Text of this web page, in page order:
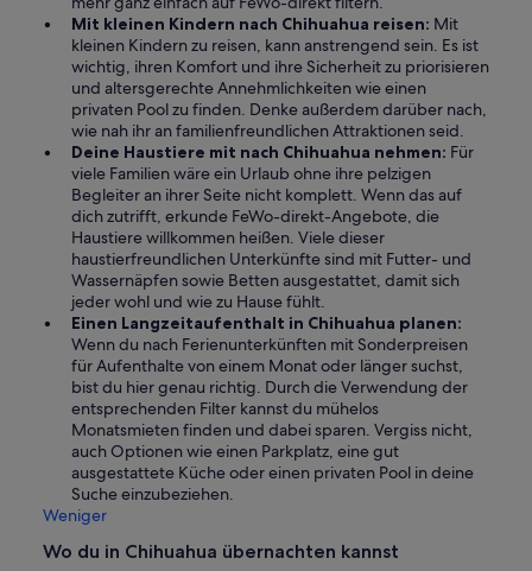
Mit kleinen Kindern nach Chihuahua reisen: Mit
kleinen Kindern zu reisen, kann anstrengend sein. Es ist
wichtig, ihren Komfort und ihre Sicherheit zu priorisieren
und altersgerechte Annehmlichkeiten wie einen
privaten Pool zu finden. Denke außerdem darüber nach,
wie nah ihr an familienfreundlichen Attraktionen seid.
Deine Haustiere mit nach Chihuahua nehmen: Für
viele Familien wäre ein Urlaub ohne ihre pelzigen
Begleiter an ihrer Seite nicht komplett. Wenn das auf
dich zutrifft, erkunde FeWo-direkt-Angebote, die
Haustiere willkommen heißen. Viele dieser
haustierfreundlichen Unterkünfte sind mit Futter- und
Wassernäpfen sowie Betten ausgestattet, damit sich
jeder wohl und wie zu Hause fühlt.
Einen Langzeitaufenthalt in Chihuahua planen:
Wenn du nach Ferienunterkünften mit Sonderpreisen
für Aufenthalte von einem Monat oder länger suchst,
bist du hier genau richtig. Durch die Verwendung der
entsprechenden Filter kannst du mühelos
Monatsmieten finden und dabei sparen. Vergiss nicht,
auch Optionen wie einen Parkplatz, eine gut
ausgestattete Küche oder einen privaten Pool in deine
Suche einzubeziehen.
Weniger
Wo du in Chihuahua übernachten kannst